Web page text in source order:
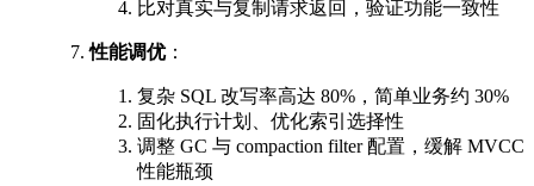
比对真实与复制请求返回，验证功能一致性
性能调优：
复杂 SQL 改写率高达 80%，简单业务约 30%
固化执行计划、优化索引选择性
调整 GC 与 compaction filter 配置，缓解 MVCC
性能瓶颈